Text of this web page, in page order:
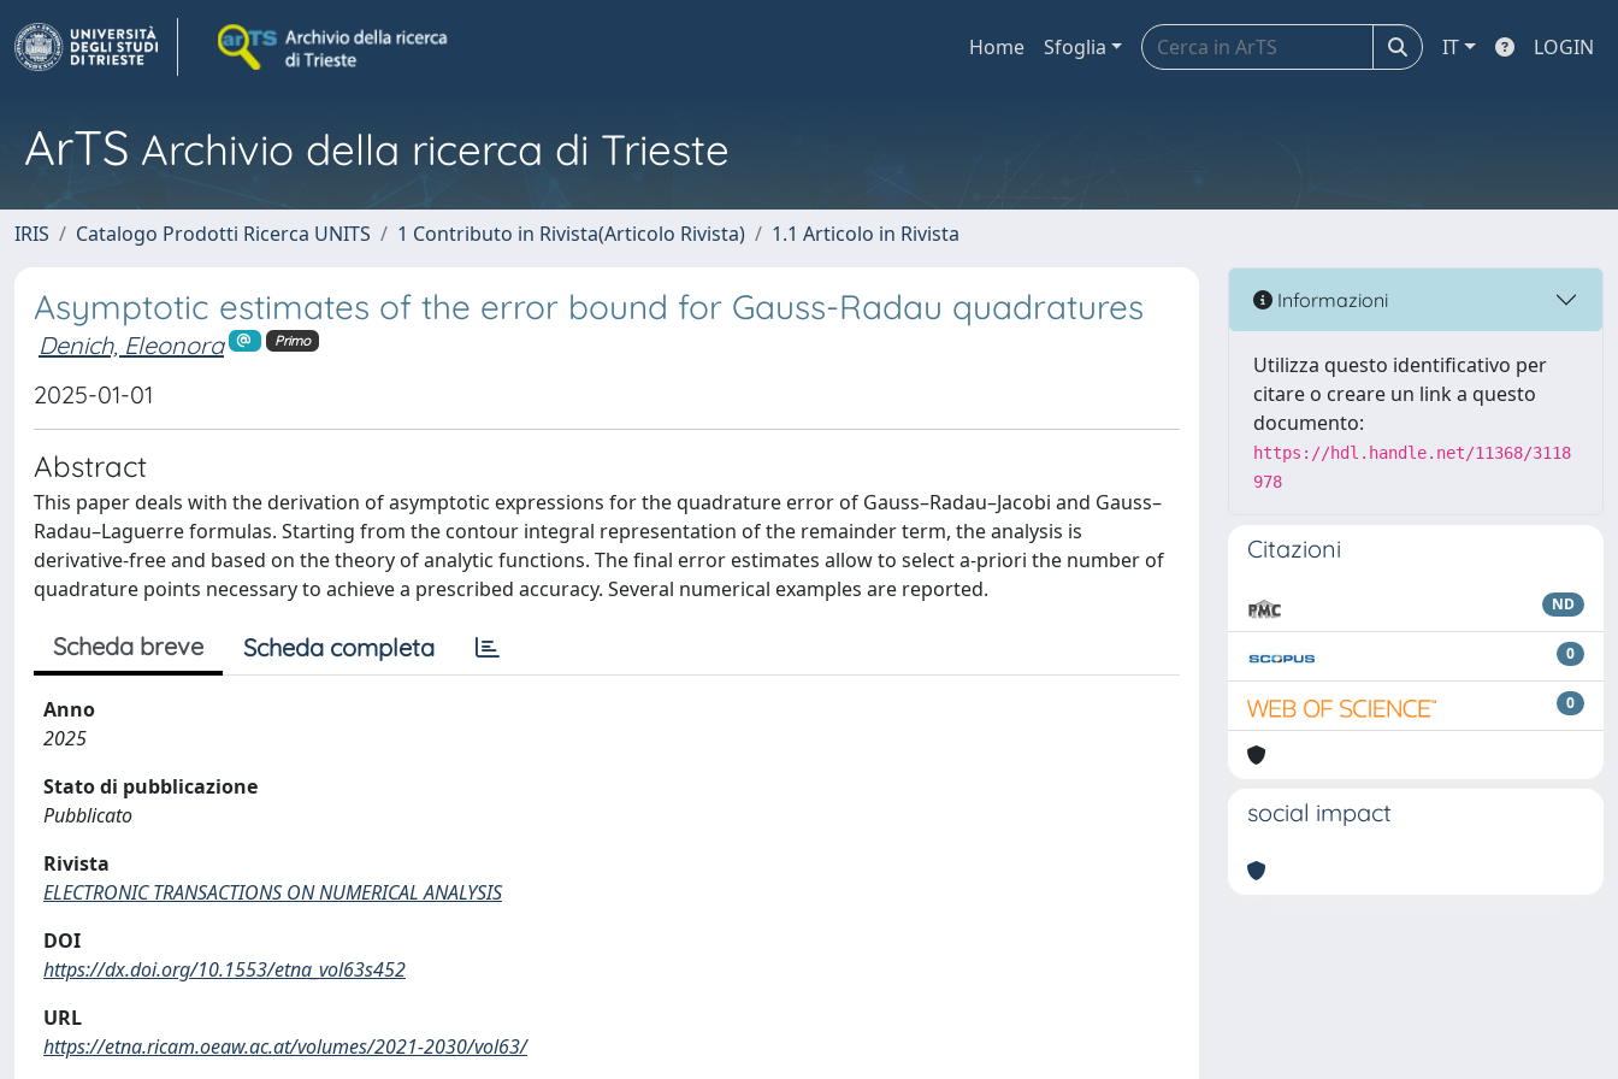
Home Sfoglia IT LOGIN
ArTS Archivio della ricerca di Trieste
IRIS Catalogo Prodotti Ricerca UNITS 1 Contributo in Rivista(Articolo Rivista) 1.1 Articolo in Rivista
Asymptotic estimates of the error bound for Gauss-Radau quadratures
Denich, Eleonora Primo
2025-01-01
Abstract
This paper deals with the derivation of asymptotic expressions for the quadrature error of Gauss–Radau–Jacobi and Gauss–
Radau–Laguerre formulas. Starting from the contour integral representation of the remainder term, the analysis is
derivative-free and based on the theory of analytic functions. The final error estimates allow to select a-priori the number of
quadrature points necessary to achieve a prescribed accuracy. Several numerical examples are reported.
Scheda breve Scheda completa
Anno
2025
Stato di pubblicazione
Pubblicato
Rivista
ELECTRONIC TRANSACTIONS ON NUMERICAL ANALYSIS
DOI
https://dx.doi.org/10.1553/etna_vol63s452
URL
https://etna.ricam.oeaw.ac.at/volumes/2021-2030/vol63/
Informazioni
Utilizza questo identificativo per
citare o creare un link a questo
documento:
https://hdl.handle.net/11368/3118
978
Citazioni
ND
0
0
social impact